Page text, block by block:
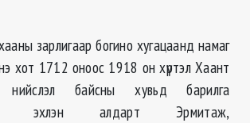
зарлигаар богино хугацаанд намаг
хот 1712 оноос 1918 он хүртэл Хаант
байсны хувьд барилга
эхлэн алдарт Эрмитаж,